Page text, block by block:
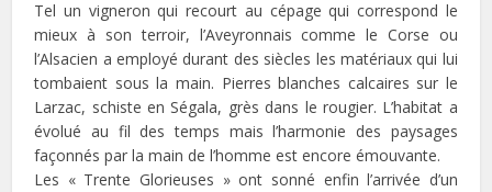
Tel un vigneron qui recourt au cépage qui correspond le
mieux à son terroir, l’Aveyronnais comme le Corse ou
l’Alsacien a employé durant des siècles les matériaux qui lui
tombaient sous la main. Pierres blanches calcaires sur le
Larzac, schiste en Ségala, grès dans le rougier. L’habitat a
évolué au fil des temps mais l’harmonie des paysages
façonnés par la main de l’homme est encore émouvante.
Les « Trente Glorieuses » ont sonné enfin l’arrivée d’un